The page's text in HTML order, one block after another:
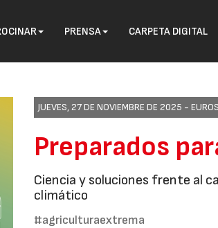
PRENSA CARPETA DIGITAL
JUEVES, 27 DE NOVIEMBRE DE 2025 -
Preparados
Ciencia y soluciones frente al
climático
#agriculturaextrema